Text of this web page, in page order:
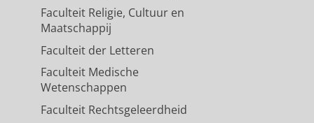
Faculteit Religie, Cultuur en
Maatschappij
Faculteit der Letteren
Faculteit Medische
Wetenschappen
Faculteit Rechtsgeleerdheid